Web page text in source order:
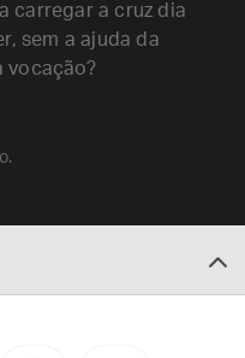
carregar a cruz dia
sem a ajuda da
vocação?